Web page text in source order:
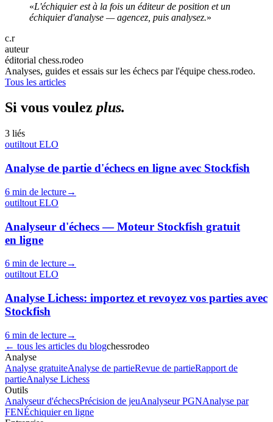
«L'échiquier est à la fois un éditeur de position et un
échiquier d'analyse — agencez, puis analysez.»
c.r
auteur
éditorial chess.rodeo
Analyses, guides et essais sur les échecs par l'équipe chess.rodeo.
Tous les articles
Si vous voulez plus.
3 liés
outiltout ELO
Analyse de partie d'échecs en ligne avec Stockfish
6 min de lecture→
outiltout ELO
Analyseur d'échecs — Moteur Stockfish gratuit
en ligne
6 min de lecture→
outiltout ELO
Analyse Lichess: importez et revoyez vos parties avec
Stockfish
6 min de lecture→
← tous les articles du blogchessrodeo
Analyse
Analyse gratuiteAnalyse de partieRevue de partieRapport de
partieAnalyse Lichess
Outils
Analyseur d'échecsPrécision de jeuAnalyseur PGNAnalyse par
FENÉchiquier en ligne